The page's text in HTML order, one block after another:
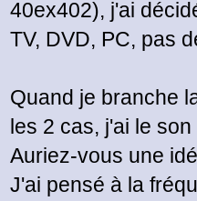
40ex402), j'ai
TV, DVD, PC, pas
Quand je branche
les 2 cas, j'ai le
Auriez-vous une
J'ai pensé à la